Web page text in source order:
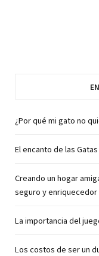
¿Por qué mi gato no
El encanto de las
Creando un hogar
seguro y enriquecedor
La importancia del
Los costos de ser un